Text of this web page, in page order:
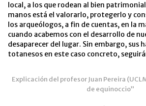
local, a los que rodean al bien
manos está el valorarlo, protegerlo y
los arqueólogos, a fin de cuentas, en la
cuando acabemos con el desarrollo de
desaparecer del lugar. Sin embargo, sus
totanesos en este caso concreto,
Explicación del profesor Juan Pereira
de equinoccio”